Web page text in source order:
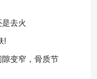
去火
!
变窄，骨质节